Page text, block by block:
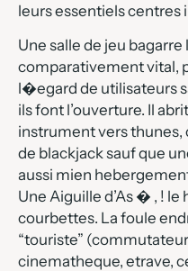
leurs essentiels centres
Une salle de jeu
comparativement vital,
l�egard de utilisateurs
ils font l’ouverture. Il
instrument vers
de blackjack sauf que
aussi mien
Une Aiguille d’As � , !
courbettes. La foule
“touriste”
cinematheque, etrave,